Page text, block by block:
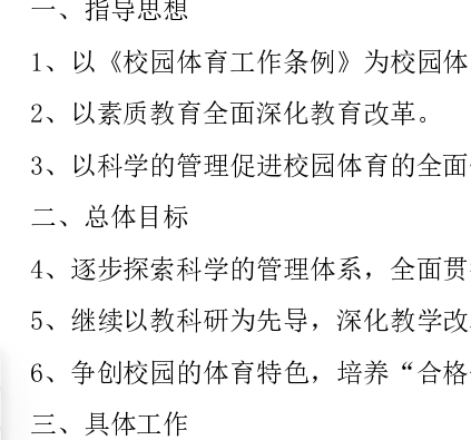
6、争创校园的体育特色，培养“合格+特长”的学生。
三、具体工作